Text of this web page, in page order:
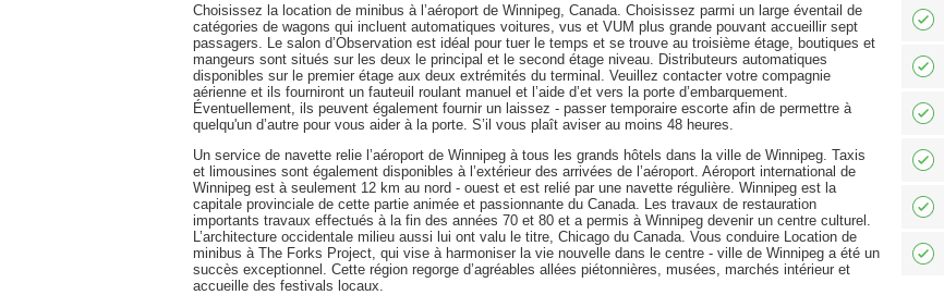
Choisissez la location de minibus à l’aéroport de Winnipeg, Canada. Choisissez parmi un large éventail de
catégories de wagons qui incluent automatiques voitures, vus et VUM plus grande pouvant accueillir sept
passagers. Le salon d’Observation est idéal pour tuer le temps et se trouve au troisième étage, boutiques et
mangeurs sont situés sur les deux le principal et le second étage niveau. Distributeurs automatiques
disponibles sur le premier étage aux deux extrémités du terminal. Veuillez contacter votre compagnie
aérienne et ils fourniront un fauteuil roulant manuel et l’aide d’et vers la porte d’embarquement.
Éventuellement, ils peuvent également fournir un laissez - passer temporaire escorte afin de permettre à
quelqu'un d’autre pour vous aider à la porte. S’il vous plaît aviser au moins 48 heures.
Un service de navette relie l’aéroport de Winnipeg à tous les grands hôtels dans la ville de Winnipeg. Taxis
et limousines sont également disponibles à l’extérieur des arrivées de l’aéroport. Aéroport international de
Winnipeg est à seulement 12 km au nord - ouest et est relié par une navette régulière. Winnipeg est la
capitale provinciale de cette partie animée et passionnante du Canada. Les travaux de restauration
importants travaux effectués à la fin des années 70 et 80 et a permis à Winnipeg devenir un centre culturel.
L’architecture occidentale milieu aussi lui ont valu le titre, Chicago du Canada. Vous conduire Location de
minibus à The Forks Project, qui vise à harmoniser la vie nouvelle dans le centre - ville de Winnipeg a été un
succès exceptionnel. Cette région regorge d’agréables allées piétonnières, musées, marchés intérieur et
accueille des festivals locaux.